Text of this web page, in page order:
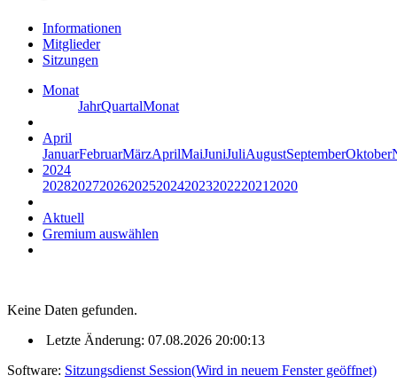
Informationen
Mitglieder
Sitzungen
Monat
JahrQuartalMonat
April
JanuarFebruarMärzAprilMaiJuniJuliAugustSeptemberOktober
2024
20282027202620252024202320222021 2020
Aktuell
Gremium auswählen
Keine Daten gefunden.
Letzte Änderung: 07.08.2026 20:00:13
Software: Sitzungsdienst Session(Wird in neuem Fenster geöffnet)